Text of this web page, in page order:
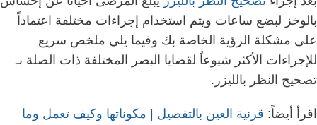
بالوخز لبضع ساعات ويتم استخدام إجراءات مختلفة اعتماداً
على مشكلة الرؤية الخاصة بك وفيما يلي ملخص سريع
للإجراءات الأكثر شيوعاً لقضايا البصر المختلفة ذات الصلة بـ
تصحيح النظر بالليزر.
اقرأ أيضاً: قرنية العين بالتفصيل | مكوناتها وكيف تعمل وما